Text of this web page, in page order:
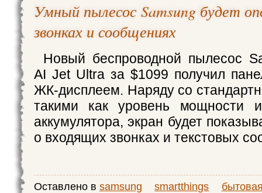
Умный пылесос Samsung будет
звонках и сообщениях
Новый беспроводной пылесос
AI Jet Ultra за $1099 получил
ЖК-дисплеем. Наряду со
такими как уровень мощности
аккумулятора, экран будет
о входящих звонках и текстовых
Оставлено в samsung smartthings